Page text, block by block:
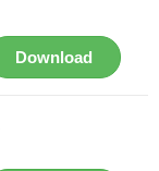
Download